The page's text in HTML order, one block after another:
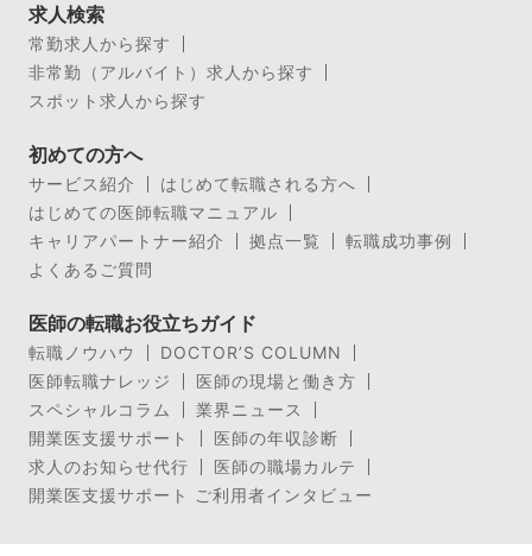
求人検索
常勤求人から探す
非常勤（アルバイト）求人から探す
スポット求人から探す
初めての方へ
サービス紹介
はじめて転職される方へ
はじめての医師転職マニュアル
キャリアパートナー紹介
拠点一覧
転職成功事例
よくあるご質問
医師の転職お役立ちガイド
転職ノウハウ
DOCTOR’S COLUMN
医師転職ナレッジ
医師の現場と働き方
スペシャルコラム
業界ニュース
開業医支援サポート
医師の年収診断
求人のお知らせ代行
医師の職場カルテ
開業医支援サポート ご利用者インタビュー